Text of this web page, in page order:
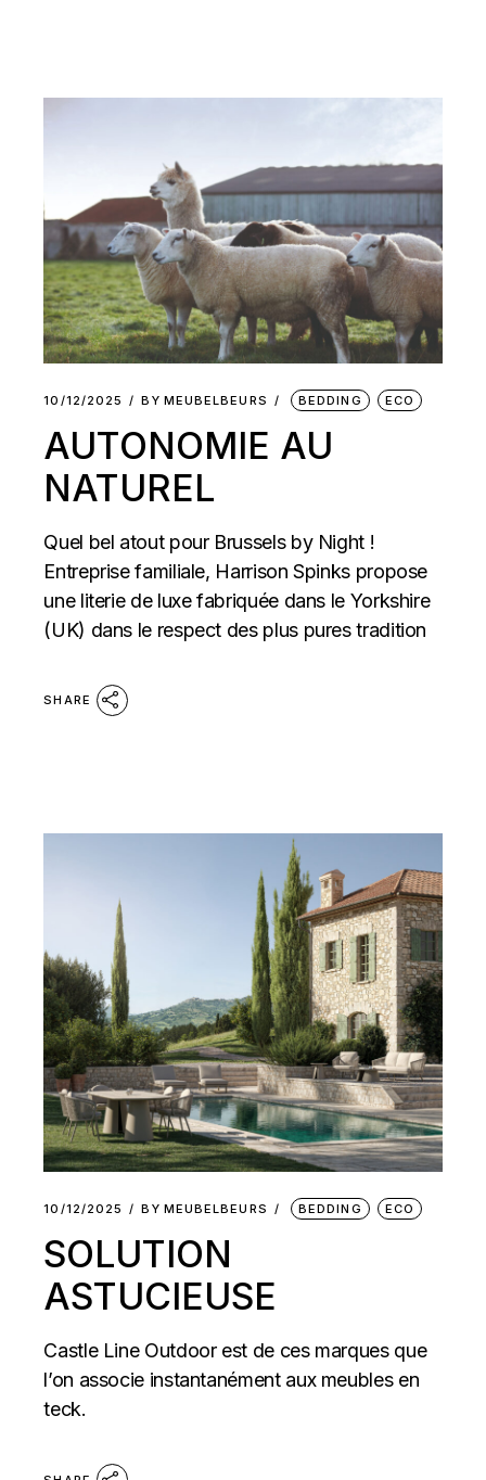
10/12/2025 BY MEUBELBEURS BEDDING ECO
AUTONOMIE AU
NATUREL
Quel bel atout pour Brussels by Night !
Entreprise familiale, Harrison Spinks propose
une literie de luxe fabriquée dans le Yorkshire
(UK) dans le respect des plus pures tradition
SHARE
10/12/2025 BY MEUBELBEURS BEDDING ECO
SOLUTION
ASTUCIEUSE
Castle Line Outdoor est de ces marques que
l’on associe instantanément aux meubles en
teck.